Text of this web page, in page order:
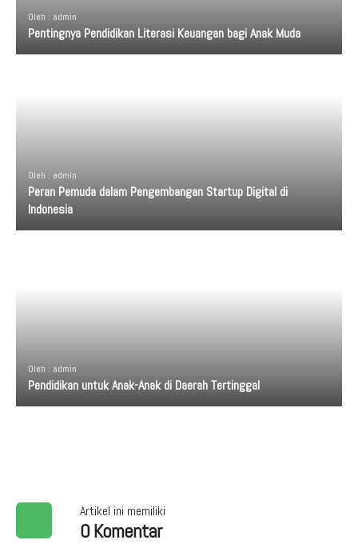
Oleh : admin
Pentingnya Pendidikan Literasi Keuangan bagi Anak Muda
Oleh : admin
Peran Pemuda dalam Pengembangan Startup Digital di
Indonesia
Oleh : admin
Pendidikan untuk Anak-Anak di Daerah Tertinggal
Artikel ini memiliki
0 Komentar